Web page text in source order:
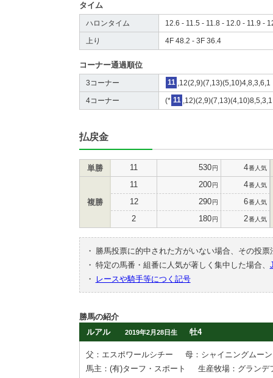
タイム
ハロンタイム 12.6 - 11.5 - 11.8 - 12.0 - 11.9 -
上り 4F 48.2 - 3F 36.4
コーナー通過順位
3コーナー 11 ,12(2,9)(7,13)(5,10)4,8,3,6,1
4コーナー (* 11
払戻金
単勝 11 530円 4番人気
複勝
11 200円 4番人気
12 290円 6番人気
2 180円 2番人気
・
勝馬投票に的中された方がいない場合、その投
・ 特定の馬番・組番に人気が著しく集中した場合、
・
レースや騎手等につく記号
勝馬の紹介
ルアル
2019年2月28日生 牡4
父：エスポワールシチー
母：シャイニングムーン
馬主：(有)ターフ・スポート
生産牧場：グランデ